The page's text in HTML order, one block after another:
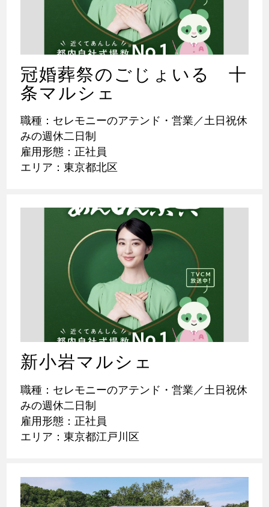
冠婚葬祭のごじょいる 十
条マルシェ
職種：セレモニーのアテンド・営業／土日祝休
みの週休二日制
雇用形態：正社員
エリア：東京都北区
新小岩マルシェ
職種：セレモニーのアテンド・営業／土日祝休
みの週休二日制
雇用形態：正社員
エリア：東京都江戸川区